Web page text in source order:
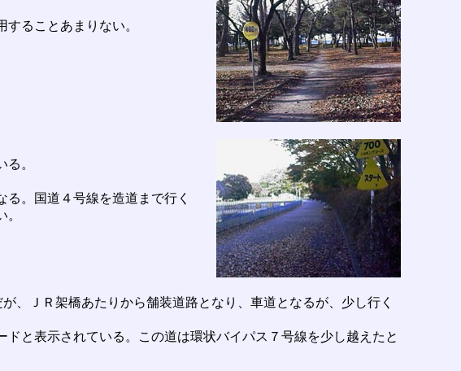
ることあまりない。
。
。国道４号線を造道まで行く
ＪＲ架橋あたりから舗装道路となり、車道となるが、少し行く
と表示されている。この道は環状バイパス７号線を少し越えたと